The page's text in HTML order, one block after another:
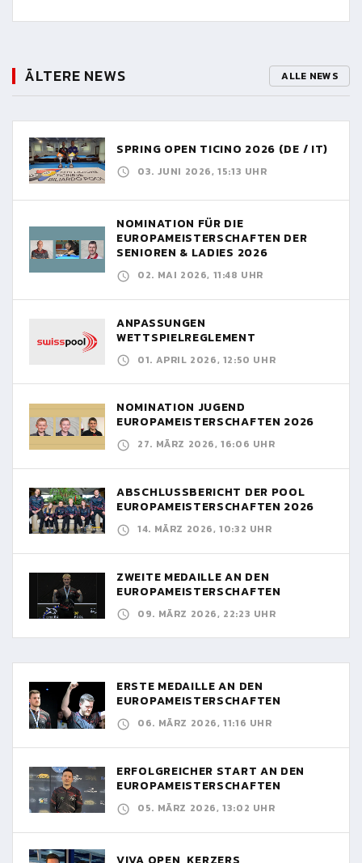
ÄLTERE NEWS ALLE NEWS
SPRING OPEN TICINO 2026 (DE / IT)
03. JUNI 2026, 15:13 UHR
NOMINATION FÜR DIE
EUROPAMEISTERSCHAFTEN DER
SENIOREN & LADIES 2026
02. MAI 2026, 11:48 UHR
ANPASSUNGEN
WETTSPIELREGLEMENT
01. APRIL 2026, 12:50 UHR
NOMINATION JUGEND
EUROPAMEISTERSCHAFTEN 2026
27. MÄRZ 2026, 16:06 UHR
ABSCHLUSSBERICHT DER POOL
EUROPAMEISTERSCHAFTEN 2026
14. MÄRZ 2026, 10:32 UHR
ZWEITE MEDAILLE AN DEN
EUROPAMEISTERSCHAFTEN
09. MÄRZ 2026, 22:23 UHR
ERSTE MEDAILLE AN DEN
EUROPAMEISTERSCHAFTEN
06. MÄRZ 2026, 11:16 UHR
ERFOLGREICHER START AN DEN
EUROPAMEISTERSCHAFTEN
05. MÄRZ 2026, 13:02 UHR